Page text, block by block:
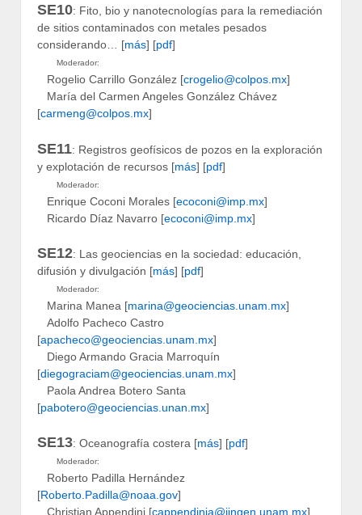
SE10: Fito, bio y nanotecnologías para la remediación
de sitios contaminados con metales pesados
considerando… [más] [pdf]
Moderador:
Rogelio Carrillo González [crogelio@colpos.mx]
María del Carmen Angeles González Chávez
[carmeng@colpos.mx]
SE11: Registros geofísicos de pozos en la exploración
y explotación de recursos [más] [pdf]
Moderador:
Enrique Coconi Morales [ecoconi@imp.mx]
Ricardo Díaz Navarro [ecoconi@imp.mx]
SE12: Las geociencias en la sociedad: educación,
difusión y divulgación [más] [pdf]
Moderador:
Marina Manea [marina@geociencias.unam.mx]
Adolfo Pacheco Castro
[apacheco@geociencias.unam.mx]
Diego Armando Gracia Marroquín
[diegograciam@geociencias.unam.mx]
Paola Andrea Botero Santa
[pabotero@geociencias.unan.mx]
SE13: Oceanografía costera [más] [pdf]
Moderador:
Roberto Padilla Hernández
[Roberto.Padilla@noaa.gov]
Christian Appendini [cappendinia@iingen.unam.mx]